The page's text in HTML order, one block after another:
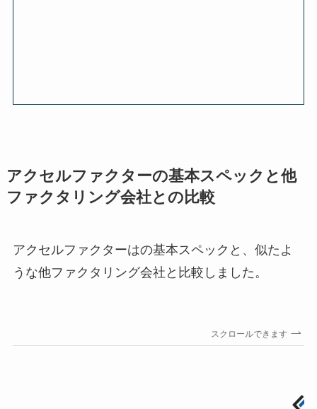
アクセルファクターの基本スペックと他
ファクタリング会社との比較
アクセルファクターはの基本スペックと、似たよ
うな他ファクタリング会社と比較しました。
スクロールできます